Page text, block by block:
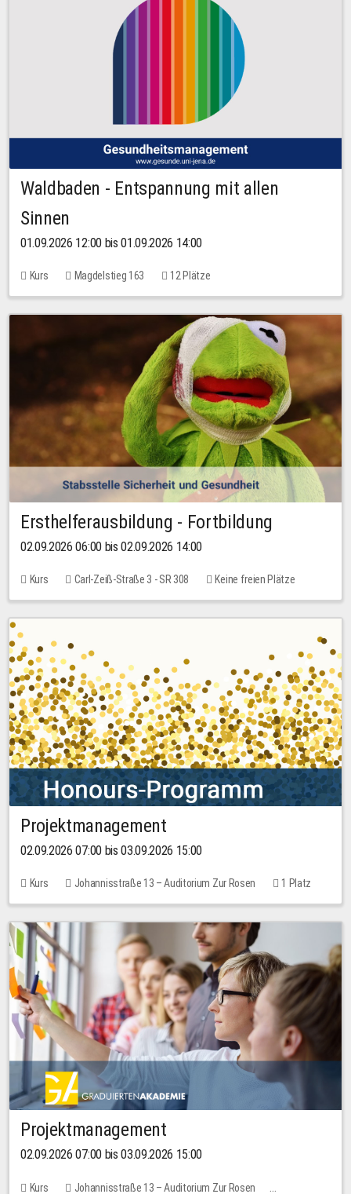
Waldbaden - Entspannung mit allen
Sinnen
01.09.2026 12:00 bis 01.09.2026 14:00
Kurs Magdelstieg 163 12 Plätze
Ersthelferausbildung - Fortbildung
02.09.2026 06:00 bis 02.09.2026 14:00
Kurs Carl-Zeiß-Straße 3 - SR 308 Keine freien Plätze
Projektmanagement
02.09.2026 07:00 bis 03.09.2026 15:00
Kurs Johannisstraße 13 – Auditorium Zur Rosen 1 Platz
Projektmanagement
02.09.2026 07:00 bis 03.09.2026 15:00
Kurs
Johannisstraße 13 – Auditorium Zur Rosen